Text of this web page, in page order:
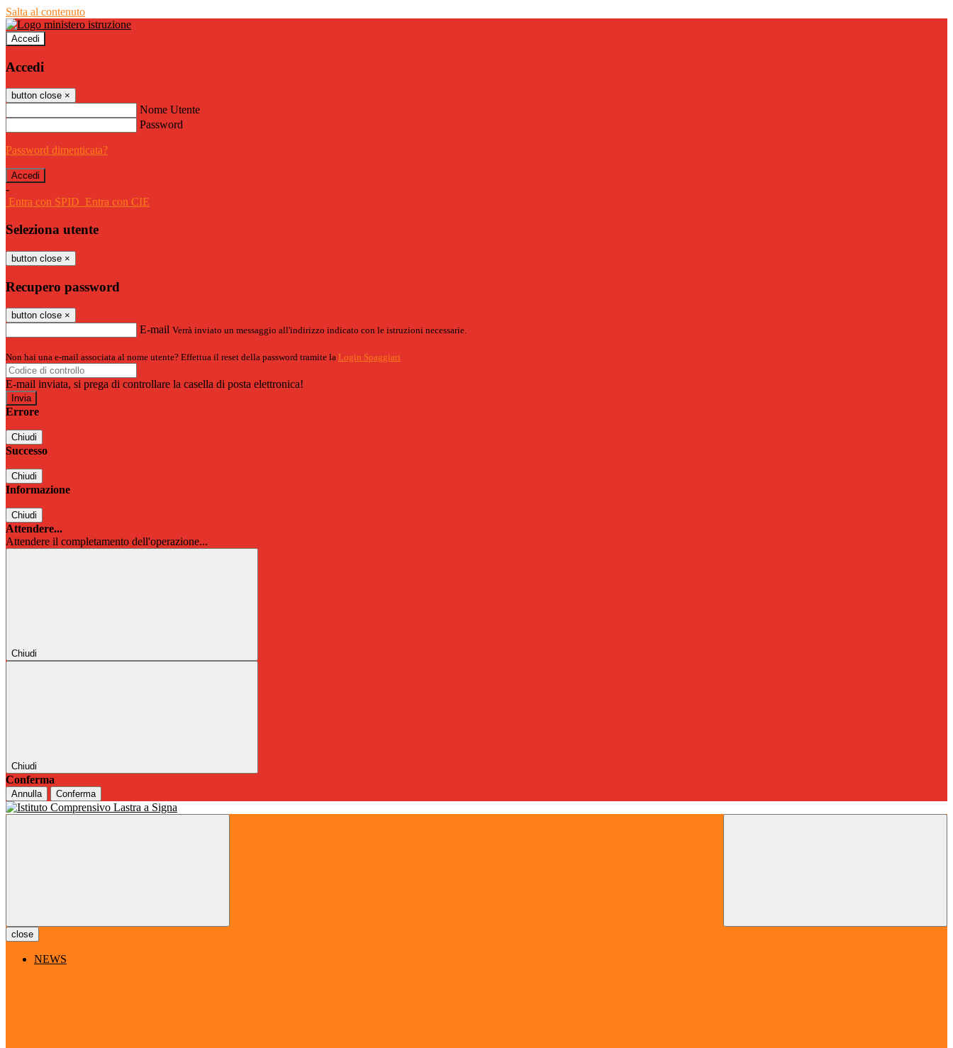
Salta al contenuto
Accedi
Accedi
button close ×
Nome Utente
Password
Password dimenticata?
-
Entra con SPID Entra con CIE
Seleziona utente
button close ×
Recupero password
button close ×
E-mail Verrà inviato un messaggio all'indirizzo indicato con le istruzioni necessarie.
Non hai una e-mail associata al nome utente? Effettua il reset della password tramite la Login Spaggiari
E-mail inviata, si prega di controllare la casella di posta elettronica!
Errore
Chiudi
Successo
Chiudi
Informazione
Chiudi
Attendere...
Attendere il completamento dell'operazione...
Chiudi
Chiudi
Conferma
Annulla Conferma
close
NEWS